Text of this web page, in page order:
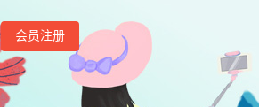
会员注册